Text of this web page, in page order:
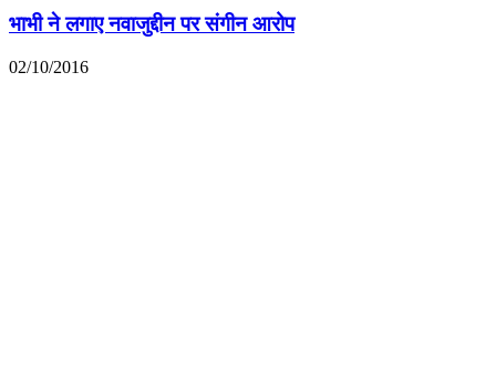
भाभी ने लगाए नवाजुद्दीन पर संगीन आरोप
02/10/2016